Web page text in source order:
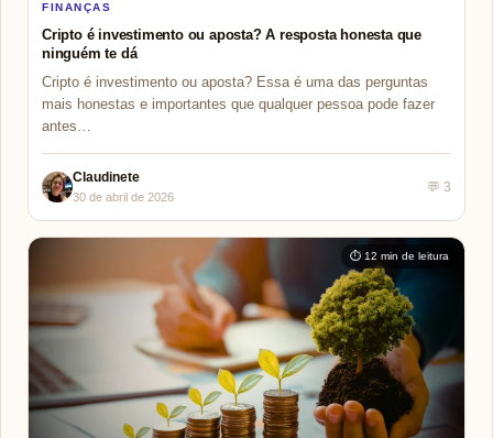
FINANÇAS
Cripto é investimento ou aposta? A resposta honesta que
ninguém te dá
Cripto é investimento ou aposta? Essa é uma das perguntas
mais honestas e importantes que qualquer pessoa pode fazer
antes…
Claudinete
30 de abril de 2026
💬 3
⏱ 12 min de leitura